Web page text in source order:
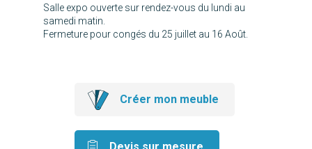
Salle expo ouverte sur rendez-vous du lundi au
samedi matin.
Fermeture pour congés du 25 juillet au 16 Août.
Créer mon meuble
Devis sur mesure